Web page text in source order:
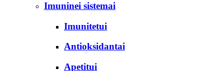
Imuninei sistemai
Imunitetui
Antioksidantai
Apetitui